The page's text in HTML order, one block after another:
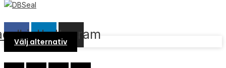
Linkedin
Instagram
Välj alternativ